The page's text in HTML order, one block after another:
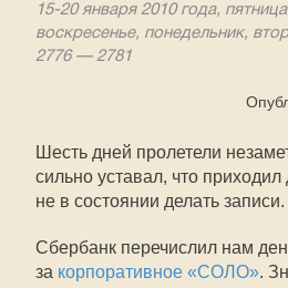
15-20 января 2010 года,
воскресенье, понедельник,
2776 — 2781
Шесть дней пролетели
сильно уставал, что
не в состоянии делать записи.
Сбербанк перечислил нам
за корпоративное «СОЛО».